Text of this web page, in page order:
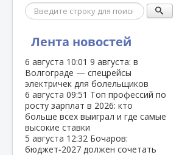
Поиск
Лента новостей
6 августа 10:01 9 августа: в
Волгограде — спецрейсы
электричек для болельщиков
6 августа 09:51 Топ профессий по
росту зарплат в 2026: кто
больше всех выиграл и где самые
высокие ставки
5 августа 12:32 Бочаров:
бюджет‑2027 должен сочетать